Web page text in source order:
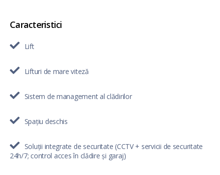
Caracteristici
Lift
Lifturi de mare viteză
Sistem de management al clădirilor
Spațiu deschis
Soluții integrate de securitate (CCTV + servicii de securitate
24h/7; control acces în clădire și garaj)